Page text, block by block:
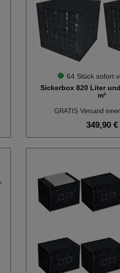
64 Stück sofort
Sickerbox 820 Liter
m²
GRATIS Versand
349,90 €